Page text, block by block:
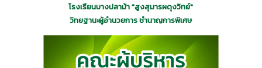
โรงเรียนบางปลาม้า "สูงสุมารผดุงวิทย์"
วิทยฐานะผู้อำนวยการ ชำนาญการพิเศษ